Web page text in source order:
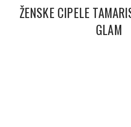
ŽENSKE CIPELE
GLAM